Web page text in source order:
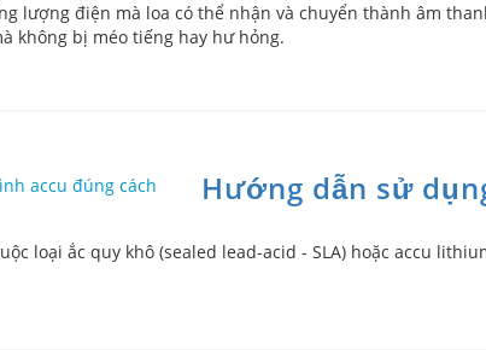
lượng điện mà loa có thể nhận và chuyển thành âm
không bị méo tiếng hay hư hỏng.
Hướng dẫn sử
loại ắc quy khô (sealed lead-acid - SLA) hoặc accu